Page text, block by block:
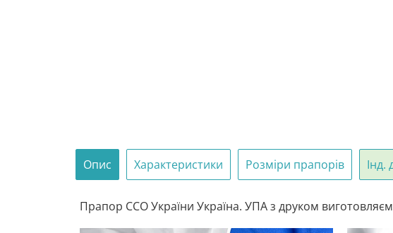
Опис Характеристики Розміри прапорів Інд.
Прапор ССО України Україна. УПА з друком